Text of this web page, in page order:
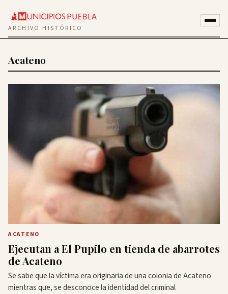
ARCHIVO HISTÓRICO
Acateno
ACATENO
Ejecutan a El Pupilo en tienda de abarrotes
de Acateno
Se sabe que la víctima era originaria de una colonia de Acateno
mientras que, se desconoce la identidad del criminal